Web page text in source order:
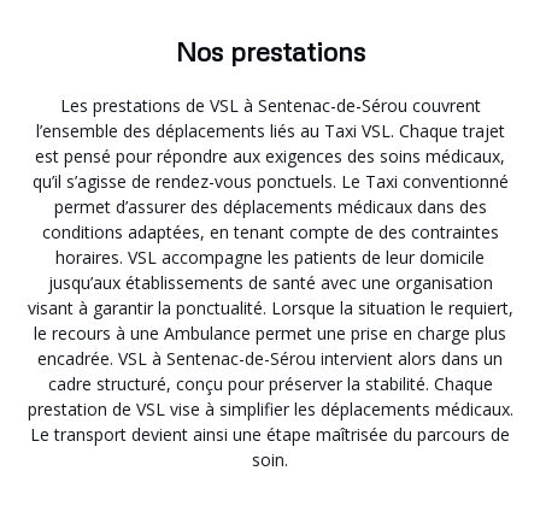
Nos prestations
Les prestations de VSL à Sentenac-de-Sérou couvrent
l’ensemble des déplacements liés au Taxi VSL. Chaque trajet
est pensé pour répondre aux exigences des soins médicaux,
qu’il s’agisse de rendez-vous ponctuels. Le Taxi conventionné
permet d’assurer des déplacements médicaux dans des
conditions adaptées, en tenant compte de des contraintes
horaires. VSL accompagne les patients de leur domicile
jusqu’aux établissements de santé avec une organisation
visant à garantir la ponctualité. Lorsque la situation le requiert,
le recours à une Ambulance permet une prise en charge plus
encadrée. VSL à Sentenac-de-Sérou intervient alors dans un
cadre structuré, conçu pour préserver la stabilité. Chaque
prestation de VSL vise à simplifier les déplacements médicaux.
Le transport devient ainsi une étape maîtrisée du parcours de
soin.